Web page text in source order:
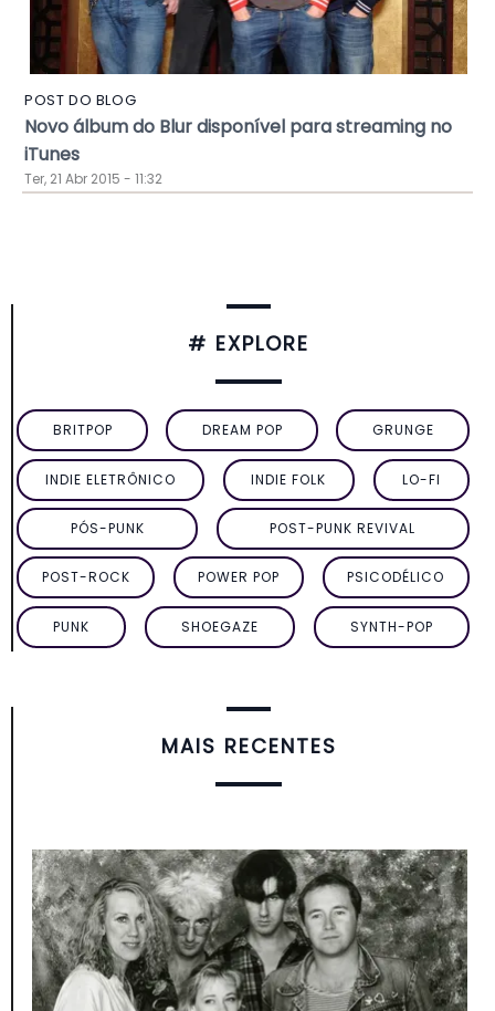
POST DO BLOG
Novo álbum do Blur disponível para streaming no
iTunes
Ter, 21 Abr 2015 - 11:32
# EXPLORE
BRITPOP DREAM POP GRUNGE
INDIE ELETRÔNICO INDIE FOLK LO-FI
PÓS-PUNK POST-PUNK REVIVAL
POST-ROCK POWER POP PSICODÉLICO
PUNK SHOEGAZE SYNTH-POP
MAIS RECENTES